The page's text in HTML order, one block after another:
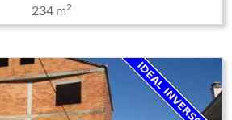
234 m2